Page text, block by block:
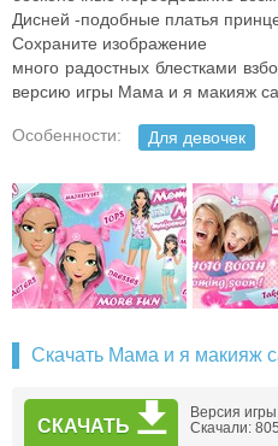
Дисней -подобные платья
Сохраните изображение
много радостных блестками
версию игры Мама и я макияж
Особенности: Для девочек
Скачать Мама и я макияж
СКАЧАТЬ
Версия
Скачали: